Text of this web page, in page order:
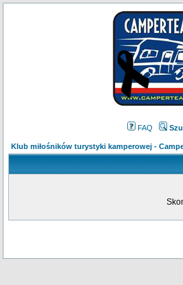
FAQ
Klub miłośników turystyki kamperowej -